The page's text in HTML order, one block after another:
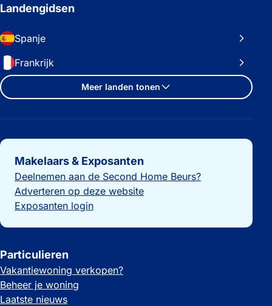
Landengidsen
Spanje
Frankrijk
Meer landen tonen
Belangrijke links
Makelaars & Exposanten
Deelnemen aan de Second Home Beurs?
Adverteren op deze website
Exposanten login
Particulieren
Vakantiewoning verkopen?
Beheer je woning
Laatste nieuws